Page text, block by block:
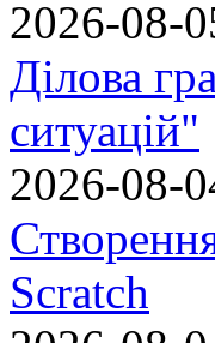
2026-08-
Ділова
ситуацій"
2026-08-
Scratch